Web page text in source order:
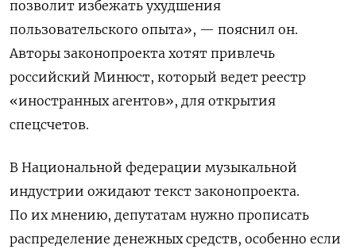
позволит избежать ухудшения
пользовательского опыта», — пояснил он.
Авторы законопроекта хотят привлечь
российский Минюст, который ведет реестр
«иностранных агентов», для открытия
спецсчетов.
В Национальной федерации музыкальной
индустрии ожидают текст законопроекта.
По их мнению, депутатам нужно прописать
распределение денежных средств, особенно если